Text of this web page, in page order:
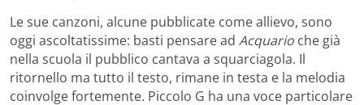
Le sue canzoni, alcune pubblicate come allievo, sono
oggi ascoltatissime: basti pensare ad Acquario che già
nella scuola il pubblico cantava a squarciagola. Il
ritornello ma tutto il testo, rimane in testa e la melodia
coinvolge fortemente. Piccolo G ha una voce particolare